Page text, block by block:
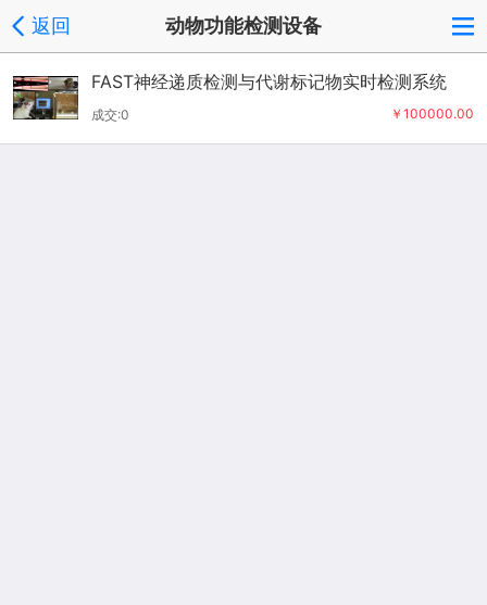
返回 动物功能检测设备
FAST神经递质检测与代谢标记物实时检测系统
￥100000.00
成交:0